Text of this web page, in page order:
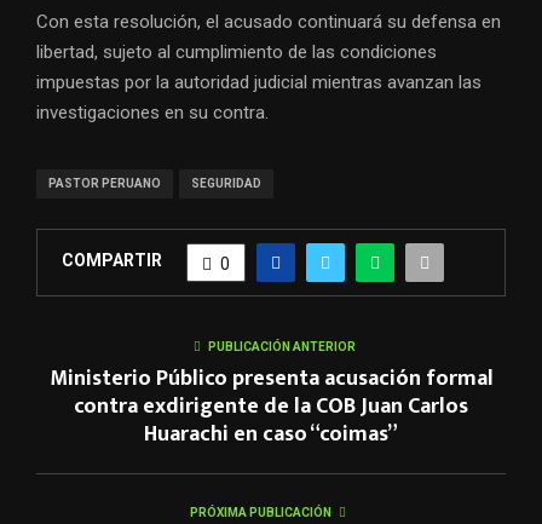
Con esta resolución, el acusado continuará su defensa en
libertad, sujeto al cumplimiento de las condiciones
impuestas por la autoridad judicial mientras avanzan las
investigaciones en su contra.
PASTOR PERUANO SEGURIDAD
COMPARTIR 0
PUBLICACIÓN ANTERIOR
Ministerio Público presenta acusación formal
contra exdirigente de la COB Juan Carlos
Huarachi en caso “coimas”
PRÓXIMA PUBLICACIÓN